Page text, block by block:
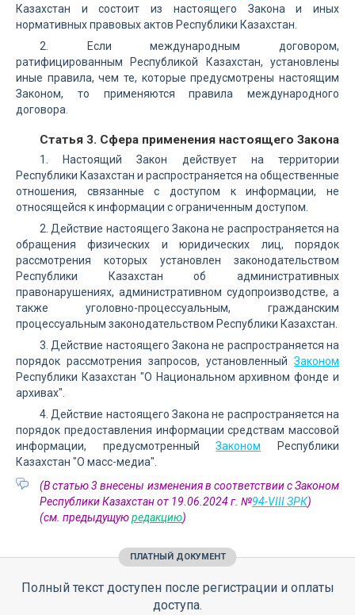
Казахстан и состоит из настоящего Закона и иных
нормативных правовых актов Республики Казахстан.
2. Если международным договором,
ратифицированным Республикой Казахстан, установлены
иные правила, чем те, которые предусмотрены настоящим
Законом, то применяются правила международного
договора.
Статья 3. Сфера применения настоящего Закона
1. Настоящий Закон действует на территории
Республики Казахстан и распространяется на общественные
отношения, связанные с доступом к информации, не
относящейся к информации с ограниченным доступом.
2. Действие настоящего Закона не распространяется на
обращения физических и юридических лиц, порядок
рассмотрения которых установлен законодательством
Республики Казахстан об административных
правонарушениях, административном судопроизводстве, а
также уголовно-процессуальным, гражданским
процессуальным законодательством Республики Казахстан.
3. Действие настоящего Закона не распространяется на
порядок рассмотрения запросов, установленный Законом
Республики Казахстан "О Национальном архивном фонде и
архивах".
4. Действие настоящего Закона не распространяется на
порядок предоставления информации средствам массовой
информации, предусмотренныйЗаконом Республики
Казахстан "О масс-медиа".
(В статью 3 внесены изменения в соответствии с Законом
Республики Казахстан от 19.06.2024 г. №94-VIII ЗРК)
(см. предыдущуюредакцию)
ПЛАТНЫЙ ДОКУМЕНТ
Полный текст доступен после регистрации и оплаты
доступа.